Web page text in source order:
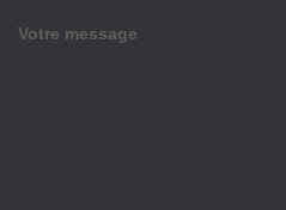
Votre message